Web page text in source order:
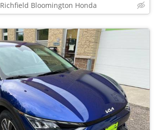
Richfield Bloomington Honda